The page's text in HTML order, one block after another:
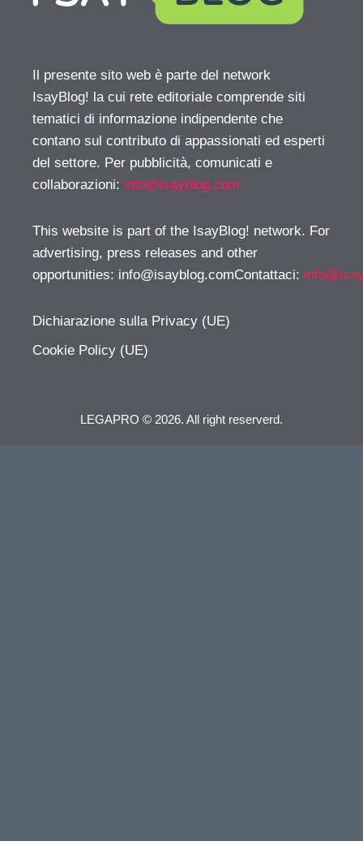
Il presente sito web è parte del network
IsayBlog! la cui rete editoriale comprende siti
tematici di informazione indipendente che
contano sul contributo di appassionati ed esperti
del settore. Per pubblicità, comunicati e
collaborazioni: info@isayblog.com
This website is part of the IsayBlog! network. For
advertising, press releases and other
opportunities: info@isayblog.comContattaci:
Dichiarazione sulla Privacy (UE)
Cookie Policy (UE)
LEGAPRO © 2026. All right reserverd.